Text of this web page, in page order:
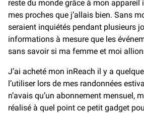
reste du monde grâce à mon appareil
mes proches que j’allais bien. Sans
seraient inquiétés pendant plusieurs
informations à mesure que les
sans savoir si ma femme et moi
J’ai acheté mon inReach il y a
l’utiliser lors de mes randonnées
n’avais qu’un abonnement mensuel,
réalisé à quel point ce petit gadget